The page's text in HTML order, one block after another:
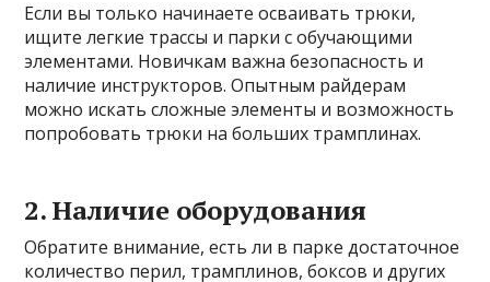
Если вы только начинаете осваивать трюки,
ищите легкие трассы и парки с обучающими
элементами. Новичкам важна безопасность и
наличие инструкторов. Опытным райдерам
можно искать сложные элементы и возможность
попробовать трюки на больших трамплинах.
2. Наличие оборудования
Обратите внимание, есть ли в парке достаточное
количество перил, трамплинов, боксов и других